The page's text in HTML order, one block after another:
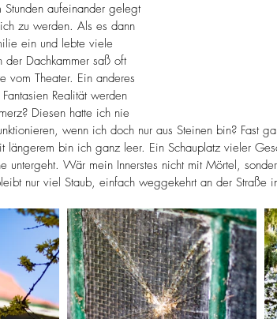
Stunden aufeinander gelegt
zu werden. Als es dann
ein und lebte viele
Dachkammer saß oft
vom Theater. Ein anderes
Realität werden
Diesen hatte ich nie
wenn ich doch nur aus Steinen bin? Fast
längerem bin ich ganz leer. Ein Schauplatz vieler
untergeht. Wär mein Innerstes nicht mit Mörtel,
nur viel Staub, einfach weggekehrt an der Straße